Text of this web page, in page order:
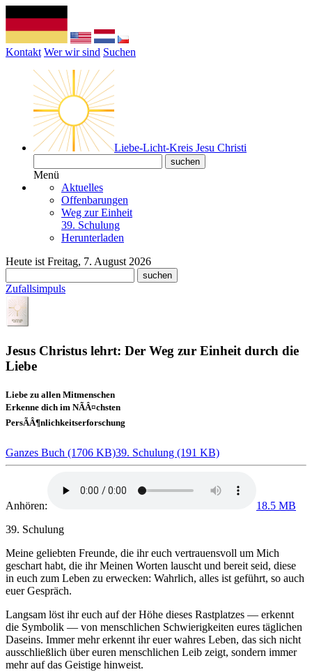
Kontakt Wer wir sind Suchen
Liebe-Licht-Kreis Jesu Christi
Menü
Aktuelles
Offenbarungen
Weg zur Einheit
39. Schulung
Herunterladen
Heute ist Freitag, 7. August 2026
Zufallsimpuls
Jesus Christus lehrt: Der Weg zur Einheit durch die
Liebe
Liebe zu allen Mitmenschen
Erkenne dich im NÃÂ¤chsten
PersÃÂ¶nlichkeitserforschung
Ganzes Buch (1706 KB)39. Schulung (191 KB)
Anhören:
18.5 MB
39. Schulung
Meine geliebten Freunde, die ihr euch vertrauensvoll um Mich
geschart habt, die ihr Meinen Worten lauscht und bereit seid, diese
in euch zum Leben zu erwecken: Wahrlich, alles ist geführt, so auch
euer Gespräch.
Langsam löst ihr euch auf der Höhe dieses Rastplatzes — erkennt
die Symbolik — von menschlichen Schwierigkeiten eures täglichen
Daseins. Immer mehr erkennt ihr euer wahres Leben, das sich nicht
ausschließlich über euren menschlichen Leib zeigt, sondern immer
mehr auf das Geistige hinweist.